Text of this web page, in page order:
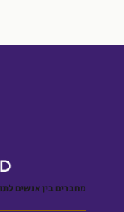
מחברים בין אנשים